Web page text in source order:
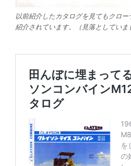
以前紹介したカタログを見てもクロ
紹介されています。（見落としていま